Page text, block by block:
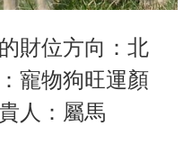
財位方向：北
寵物狗旺運顏
人：屬馬